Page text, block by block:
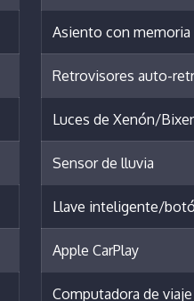
Asiento con memoria
Retrovisores auto-
Luces de Xenón/
Sensor de lluvia
Llave inteligente/
Apple CarPlay
Computadora de viaje